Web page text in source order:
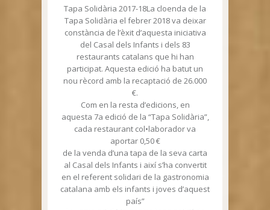
Tapa Solidària 2017-18La cloenda de la
Tapa Solidària el febrer 2018 va deixar
constància de l’èxit d’aquesta iniciativa
del Casal dels Infants i dels 83
restaurants catalans que hi han
participat. Aquesta edició ha batut un
nou rècord amb la recaptació de 26.000
€.
Com en la resta d’edicions, en
aquesta 7a edició de la “Tapa Solidària”,
cada restaurant col•laborador va
aportar 0,50 €
de la venda d’una tapa de la seva carta
al Casal dels Infants i així s’ha convertit
en el referent solidari de la gastronomia
catalana amb els infants i joves d’aquest
país”